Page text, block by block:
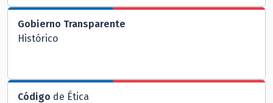
Gobierno Transparente
Histórico
Código de Ética